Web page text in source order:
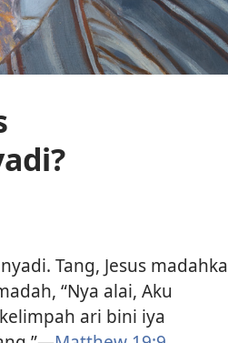
Tang, Jesus madahka
“Nya alai, Aku
ari bini iya